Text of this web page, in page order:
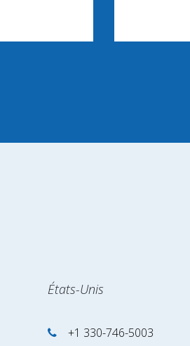
États-Unis
+1 330-746-5003